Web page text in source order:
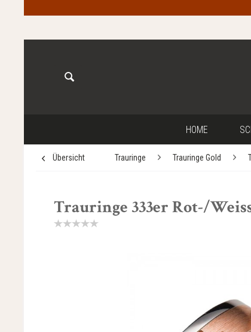
HOME
Übersicht Trauringe Trauringe Gold
Trauringe 333er Rot-/